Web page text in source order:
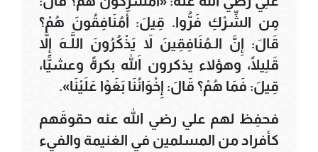
مِن الشِّرْكِ فَرُّوا. قِيلَ: أَمُنَافِقُونَ هُمْ؟
قَالَ: إِنَّ الـمُنَافِقِينَ لاَ يَذْكُرُونَ اللَّـهَ إِلاَّ
قَلِيلًا، وهؤلاء يذكرون اللهَ بكرةً وعشيًّا،
قِيلَ: فَمَا هُمْ؟ قَالَ: إِخْوَانُنَا بَغَوْا عَلَيْنَا».
فحفِظ لهم علي رضي الله عنه حقوقَهم
كأفراد من المسلمين في الغنيمة والفيء